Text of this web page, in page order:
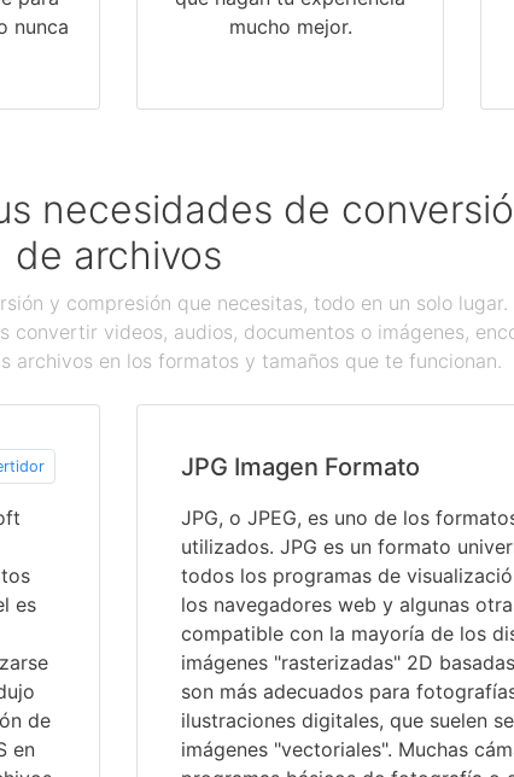
nunca
mucho mejor.
necesidades de
de archivos
y compresión que necesitas, todo en un solo
convertir videos, audios, documentos o imágenes,
archivos en los formatos y tamaños que te funcionan.
es
de
en
JPG Imagen Formato
JPG, o JPEG, es uno de los
utilizados. JPG es un formato
todos los programas de
los navegadores web y algunas
compatible con la mayoría de los
imágenes "rasterizadas" 2D
son más adecuados para
ilustraciones digitales, que suelen
imágenes "vectoriales". Muchas